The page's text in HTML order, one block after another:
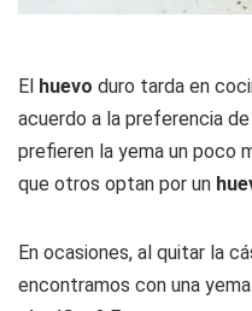
El huevo duro tarda en
acuerdo a la preferencia
prefieren la yema un poco
que otros optan por un
En ocasiones, al quitar la
encontramos con una